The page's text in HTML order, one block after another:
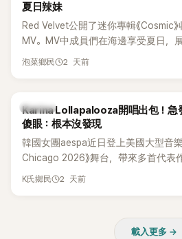
夏日辣妹
Red Velvet公開了迷你專輯《Cosmic》
MV。MV中成員們在海邊享受夏日，
泡菜鄉民 2 天前
K-POP
Karina Lollapalooza開唱出包！急
傻眼：根本沒發現
韓國女團aespa近日登上美國大型音
Chicago 2026》舞台，帶來多首代表
嗨翻。不過，成員Karina卻在演出後
K氏鄉民 2 天前
載入更多 →